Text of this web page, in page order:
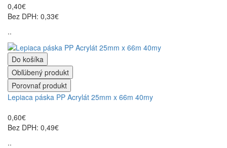
0,40€
Bez DPH: 0,33€
..
Do košíka
Obľúbený produkt
Porovnať produkt
Lepiaca páska PP Acrylát 25mm x 66m 40my
0,60€
Bez DPH: 0,49€
..